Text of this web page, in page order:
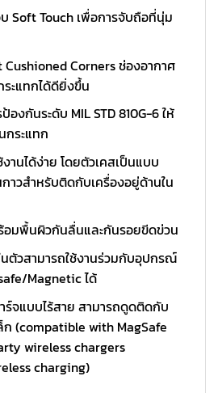
Soft Touch เพื่อการจับถือที่นุ่ม
Corners ช่องอากาศ
ะแทกได้ดียิ่งขึ้น
องกันระดับ MIL STD 810G-6 ให้
กระแทก
านได้ง่าย โดยตัวเคสเป็นแบบ
าวสำหรับติดกับเครื่องอยู่ด้านใน
มพื้นผิวกันลื่นและกันรอยขีดข่วน
ตัวสามารถใช้งานร่วมกับอุปกรณ์
Magnetic ได้
ร์จแบบไร้สาย สามารถดูดติดกับ
(compatible with MagSafe
wireless chargers
charging)